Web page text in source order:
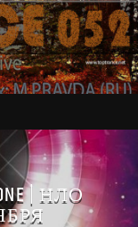
| НЛО